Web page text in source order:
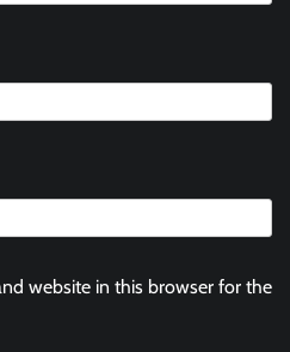
website in this browser for the